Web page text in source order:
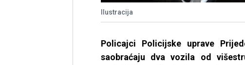
Ilustracija
Policajci Policijske uprave
saobraćaju dva vozila od